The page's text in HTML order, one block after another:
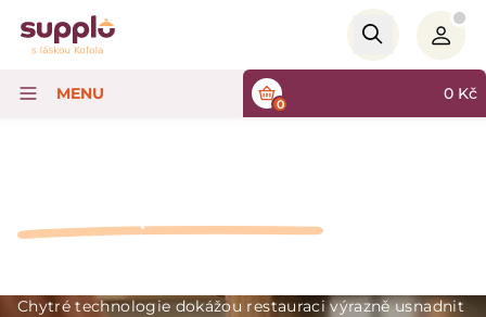
Logo
MENU
0
0 Kč
Chytré technologie dokážou restauraci výrazně usnadnit